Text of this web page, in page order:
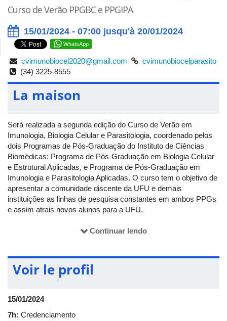
Curso de Verão PPGBC e PPGIPA
15/01/2024 - 07:00 jusqu'à 20/01/2024
WhatsApp
cvimunobiocel2020@gmail.com
cvimunobiocelparasito
(34) 3225-8555
La maison
Será realizada a segunda edição do Curso de Verão em
Imunologia, Biologia Celular e Parasitologia, coordenado pelos
dois Programas de Pós-Graduação do Instituto de Ciências
Biomédicas: Programa de Pós-Graduação em Biologia Celular
e Estrutural Aplicadas, e Programa de Pós-Graduação em
Imunologia e Parasitologia Aplicadas. O curso tem o objetivo de
apresentar a comunidade discente da UFU e demais
instituições as linhas de pesquisa constantes em ambos PPGs
e assim atrais novos alunos para a UFU.
Aplicadas (PPGIPA) e Biologia Celular e Estrutural Aplicadas
(PPGBC), bem como permitir que alunos de diversos cursos de
Biomédicas, Saúde, Agrárias, bem como áreas afins, tenham
Continuar lendo
Voir le profil
15/01/2024
7h: Credenciamento